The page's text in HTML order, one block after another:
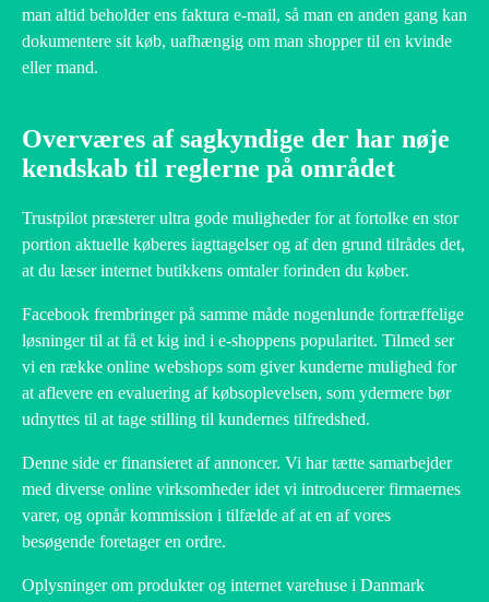
man altid beholder ens faktura e-mail, så man en anden gang kan
dokumentere sit køb, uafhængig om man shopper til en kvinde
eller mand.
Overværes af sagkyndige der har nøje
kendskab til reglerne på området
Trustpilot præsterer ultra gode muligheder for at fortolke en stor
portion aktuelle køberes iagttagelser og af den grund tilrådes det,
at du læser internet butikkens omtaler forinden du køber.
Facebook frembringer på samme måde nogenlunde fortræffelige
løsninger til at få et kig ind i e-shoppens popularitet. Tilmed ser
vi en række online webshops som giver kunderne mulighed for
at aflevere en evaluering af købsoplevelsen, som ydermere bør
udnyttes til at tage stilling til kundernes tilfredshed.
Denne side er finansieret af annoncer. Vi har tætte samarbejder
med diverse online virksomheder idet vi introducerer firmaernes
varer, og opnår kommission i tilfælde af at en af vores
besøgende foretager en ordre.
Oplysninger om produkter og internet varehuse i Danmark